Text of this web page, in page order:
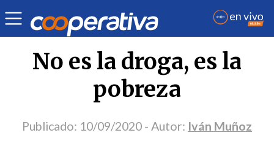
Opinión | Iván Muñoz
No es la droga, es la
pobreza
Publicado: 10/09/2020 - Autor: Iván Muñoz